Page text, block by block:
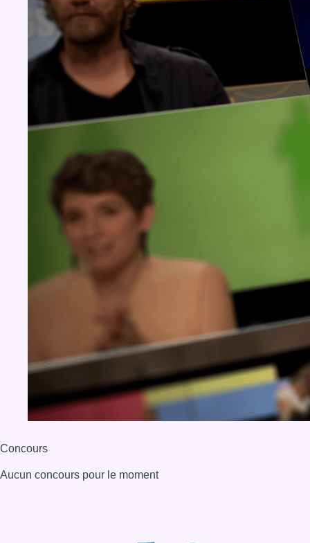
Concours
Aucun concours pour le moment